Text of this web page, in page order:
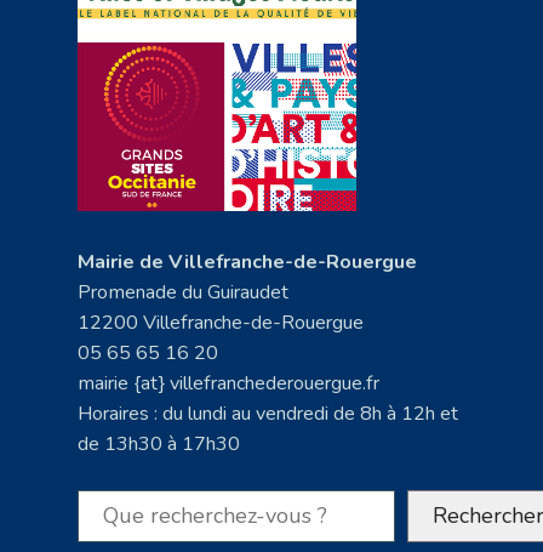
Mairie de Villefranche-de-Rouergue
Promenade du Guiraudet
12200 Villefranche-de-Rouergue
05 65 65 16 20
mairie {at} villefranchederouergue.fr
Horaires : du lundi au vendredi de 8h à 12h et
de 13h30 à 17h30
Rechercher Rechercher